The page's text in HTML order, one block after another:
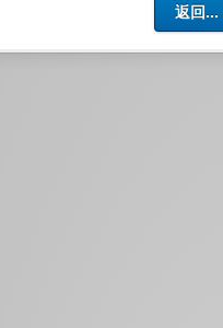
返回...